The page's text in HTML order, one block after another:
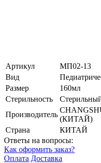
Артикул
МП02-13
Вид
Размер
160мл
Стерильность
Производитель
(КИТАЙ)
Страна
КИТАЙ
Ответы на вопросы:
Как оформить заказ?
Оплата Доставка